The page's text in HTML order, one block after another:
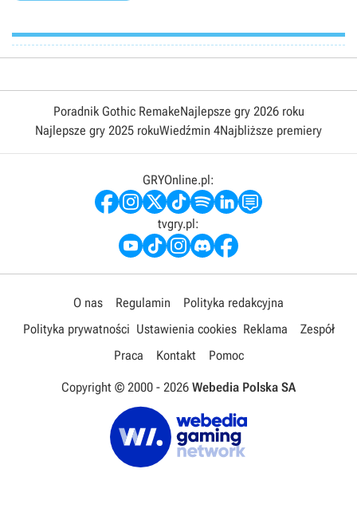
Poradnik Gothic RemakeNajlepsze gry 2026 roku
Najlepsze gry 2025 rokuWiedźmin 4Najbliższe premiery
GRYOnline.pl:
tvgry.pl:
O nas Regulamin
Polityka redakcyjna
Polityka prywatności Ustawienia cookies Reklama
Zespół
Praca
Kontakt Pomoc
Copyright © 2000 - 2026 Webedia Polska SA